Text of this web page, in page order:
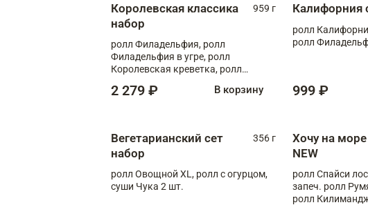
Королевская классика
набор
959 г
ролл Филадельфия, ролл
Филадельфия в угре, ролл
Королевская креветка, ролл
2 279 ₽ В корзину
Калифорния
ролл
ролл
999 ₽
Вегетарианский сет
набор
356 г
ролл Овощной XL, ролл с огурцом,
суши Чука 2 шт.
Хочу на
NEW
ролл Спайси
запеч. ролл
ролл